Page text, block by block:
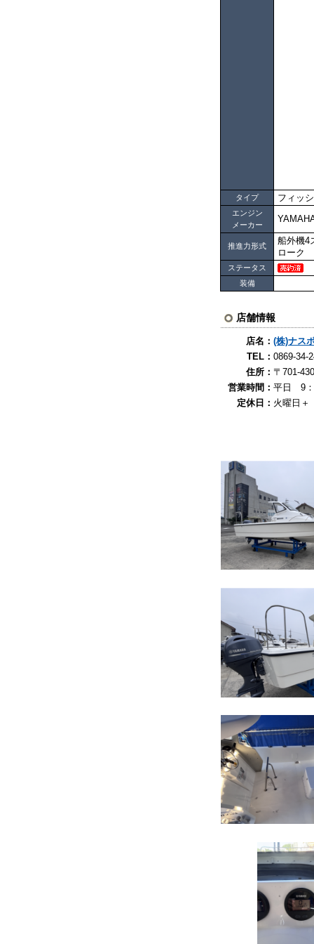
タイプ フィッ
エンジン
メーカー
推進力形式
船外機4
ローク
ステータス
装備
店舗情報
店名：(株)ナス
TEL：0869-34-
住所：〒701-
営業時間：平日 9：
定休日： 火曜日